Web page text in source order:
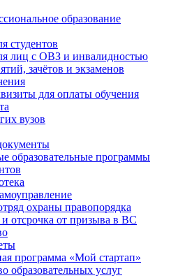
образование
студентов
лиц с ОВЗ и инвалидностью
зачётов и экзаменов
для оплаты обучения
вузов
образовательные программы
охраны правопорядка
отсрочка от призыва в ВС
программа «Мой стартап»
образовательных услуг